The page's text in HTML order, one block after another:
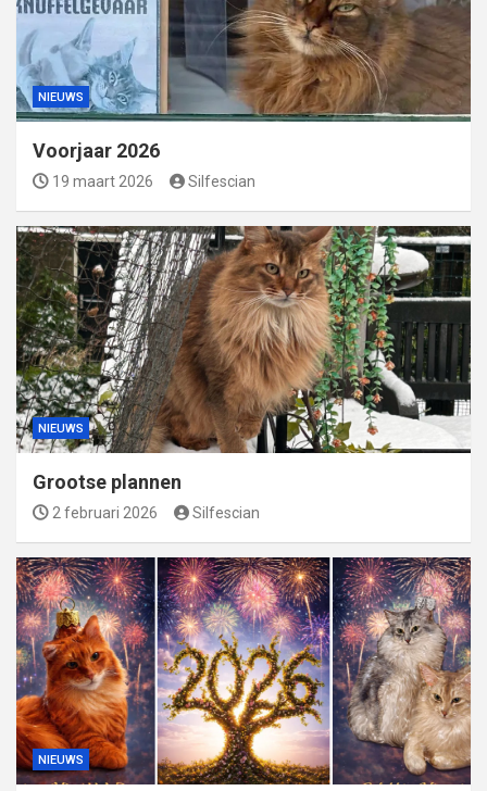
NIEUWS
Voorjaar 2026
19 maart 2026 Silfescian
NIEUWS
Grootse plannen
2 februari 2026 Silfescian
NIEUWS